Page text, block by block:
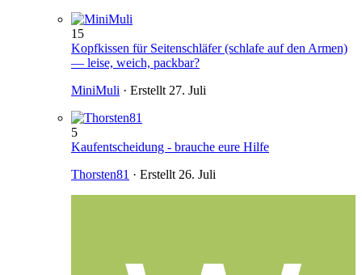
15
Kopfkissen für Seitenschläfer (schlafe auf den Armen)
— leise, weich, packbar?
MiniMuli · Erstellt27. Juli
5
Kaufentscheidung - brauche eure Hilfe
Thorsten81 · Erstellt26. Juli